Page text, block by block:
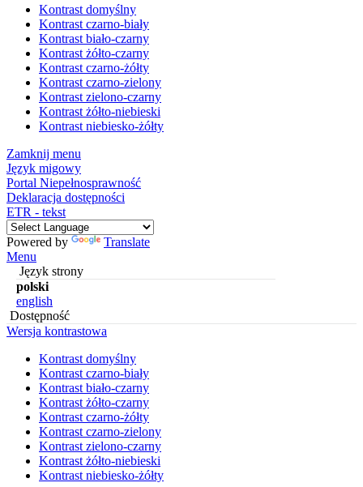
Kontrast domyślny
Kontrast czarno-biały
Kontrast biało-czarny
Kontrast żółto-czarny
Kontrast czarno-żółty
Kontrast czarno-zielony
Kontrast zielono-czarny
Kontrast żółto-niebieski
Kontrast niebiesko-żółty
Zamknij menu
Język migowy
Portal Niepełnosprawność
Deklaracja dostępności
ETR - tekst
Powered by
Translate
Menu
Język strony
polski
english
Dostępność
Wersja kontrastowa
Kontrast domyślny
Kontrast czarno-biały
Kontrast biało-czarny
Kontrast żółto-czarny
Kontrast czarno-żółty
Kontrast czarno-zielony
Kontrast zielono-czarny
Kontrast żółto-niebieski
Kontrast niebiesko-żółty